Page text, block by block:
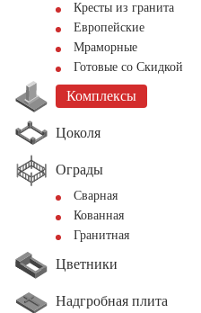
Кресты из гранита
Европейские
Мраморные
Готовые со Скидкой
Комплексы
Цоколя
Ограды
Сварная
Кованная
Гранитная
Цветники
Надгробная плита